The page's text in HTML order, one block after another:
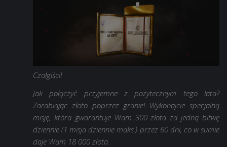
Czołgiści!
Jak połączyć przyjemne z pożytecznym tego lata?
Zarabiając złoto poprzez granie! Wykonajcie specjalną
misję, która gwarantuje Wam 300 złota za jedną bitwę
dziennie (1 misja dziennie maks.) przez 60 dni, co w sumie
daje Wam 18 000 złota.